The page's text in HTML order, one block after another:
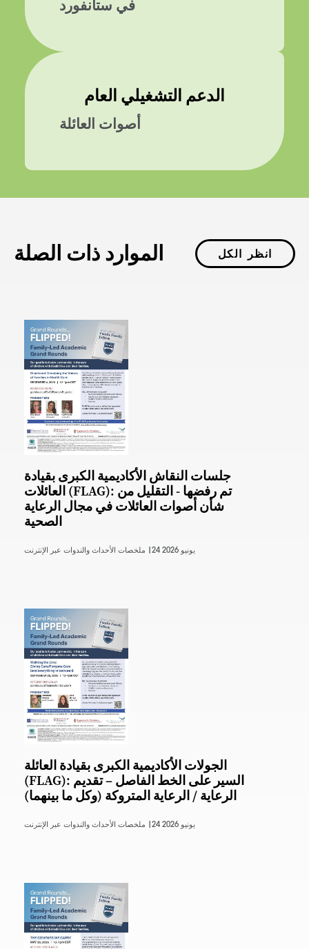
في ستانفورد
الدعم التشغيلي العام
أصوات العائلة
الموارد ذات الصلة انظر الكل
جلسات النقاش الأكاديمية الكبرى بقيادة
العائلات (FLAG): تم رفضها - التقليل من
شأن أصوات العائلات في مجال الرعاية
الصحية
24 يونيو 2026
الجولات الأكاديمية الكبرى بقيادة العائلة
(FLAG): السير على الخط الفاصل – تقديم
الرعاية / الرعاية المتروكة (وكل ما بينهما)
24 يونيو 2026